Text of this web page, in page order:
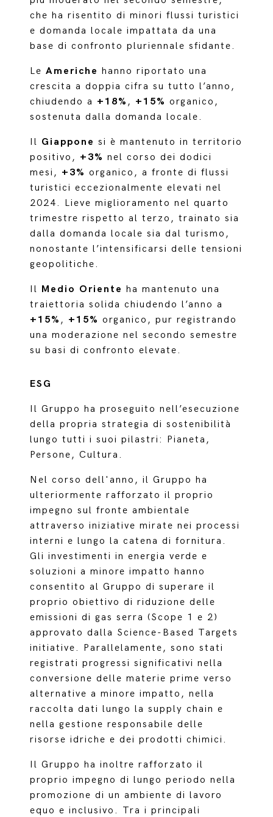
che ha risentito di minori flussi turistici
e domanda locale impattata da una
base di confronto pluriennale sfidante.
LeAmeriche hanno riportato una
crescita a doppia cifra su tutto l’anno,
chiudendo a +18% , +15% organico,
sostenuta dalla domanda locale.
Il Giappone si è mantenuto in territorio
positivo, +3% nel corso dei dodici
mesi, +3% organico, a fronte di flussi
turistici eccezionalmente elevati nel
2024. Lieve miglioramento nel quarto
trimestre rispetto al terzo, trainato sia
dalla domanda locale sia dal turismo,
nonostante l’intensificarsi delle tensioni
geopolitiche.
Il Medio Oriente ha mantenuto una
traiettoria solida chiudendo l’anno a
+15% , +15% organico, pur registrando
una moderazione nel secondo semestre
su basi di confronto elevate.
ESG
Il Gruppo ha proseguito nell’esecuzione
della propria strategia di sostenibilità
lungo tutti i suoi pilastri: Pianeta,
Persone, Cultura.
Nel corso dell'anno, il Gruppo ha
ulteriormente rafforzato il proprio
impegno sul fronte ambientale
attraverso iniziative mirate nei processi
interni e lungo la catena di fornitura.
Gli investimenti in energia verde e
soluzioni a minore impatto hanno
consentito al Gruppo di superare il
proprio obiettivo di riduzione delle
emissioni di gas serra (Scope 1 e 2)
approvato dalla Science-Based Targets
initiative. Parallelamente, sono stati
registrati progressi significativi nella
conversione delle materie prime verso
alternative a minore impatto, nella
raccolta dati lungo la supply chain e
nella gestione responsabile delle
risorse idriche e dei prodotti chimici.
Il Gruppo ha inoltre rafforzato il
proprio impegno di lungo periodo nella
promozione di un ambiente di lavoro
equo e inclusivo. Tra i principali